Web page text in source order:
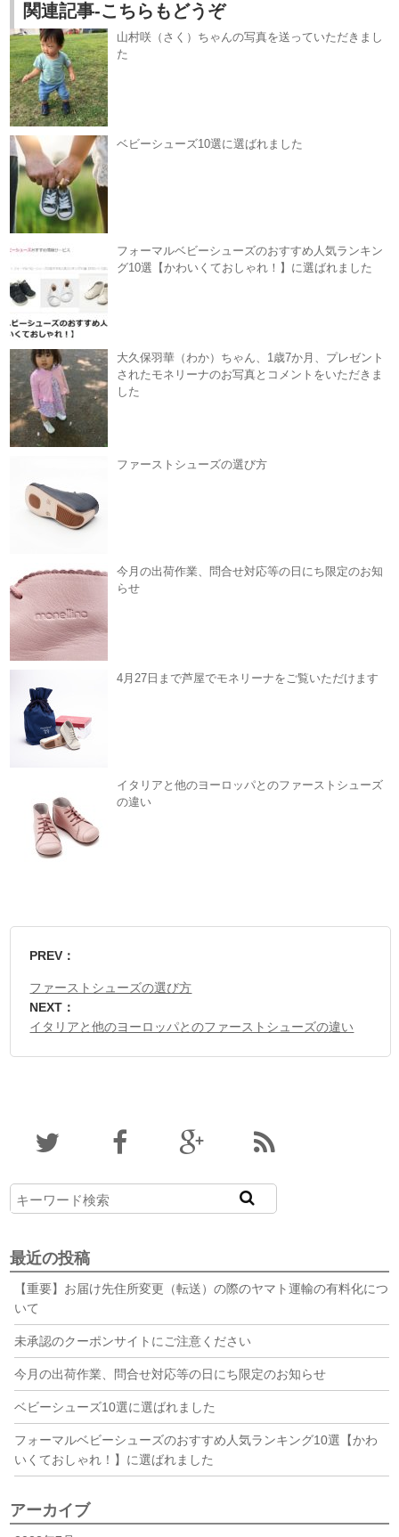
関連記事-こちらもどうぞ
山村咲（さく）ちゃんの写真を送っていただきまし
た
ベビーシューズ10選に選ばれました
フォーマルベビーシューズのおすすめ人気ランキン
グ10選【かわいくておしゃれ！】に選ばれました
大久保羽華（わか）ちゃん、1歳7か月、プレゼント
されたモネリーナのお写真とコメントをいただきま
した
ファーストシューズの選び方
今月の出荷作業、問合せ対応等の日にち限定のお知
らせ
4月27日まで芦屋でモネリーナをご覧いただけます
イタリアと他のヨーロッパとのファーストシューズ
の違い
PREV：
ファーストシューズの選び方
NEXT：
イタリアと他のヨーロッパとのファーストシューズの違い
最近の投稿
【重要】お届け先住所変更（転送）の際のヤマト運輸の有料化につ
いて
未承認のクーポンサイトにご注意ください
今月の出荷作業、問合せ対応等の日にち限定のお知らせ
ベビーシューズ10選に選ばれました
フォーマルベビーシューズのおすすめ人気ランキング10選【かわ
いくておしゃれ！】に選ばれました
アーカイブ